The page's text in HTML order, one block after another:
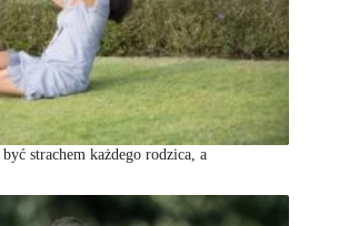
strachem każdego rodzica, a